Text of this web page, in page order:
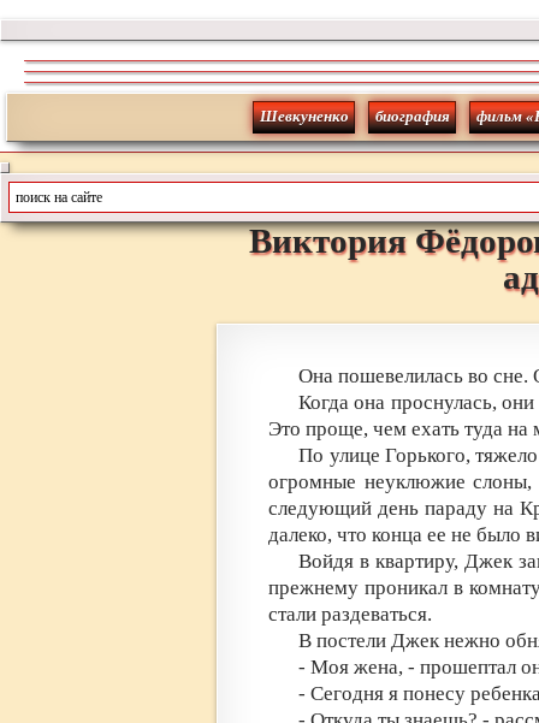
Шевкуненко биография фильм
Виктория
Она пошевелилась во сне.
Когда она проснулась,
Это проще, чем ехать туда на
По улице Горького,
огромные неуклюжие слоны,
следующий день параду на
далеко, что конца ее не было
Войдя в квартиру, Джек
прежнему проникал в
стали раздеваться.
В постели Джек нежно
- Моя жена, - прошептал
- Сегодня я понесу